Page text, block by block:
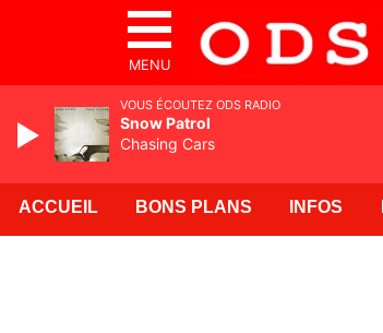
MENU
ACCUEIL BONS PLANS INFOS
VOUS ÉCOUTEZ ODS RADIO
Snow Patrol
Chasing Cars